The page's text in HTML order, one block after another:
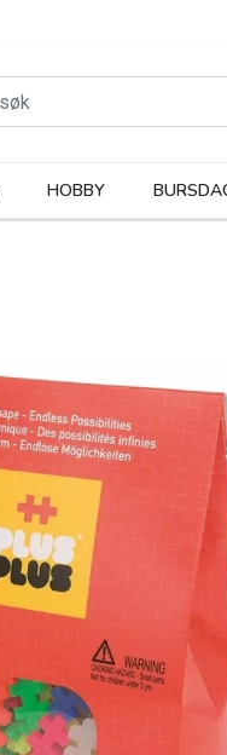
HOBBY